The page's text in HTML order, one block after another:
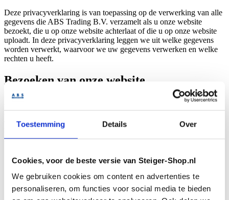
Toestemming Details Over
Cookies, voor de beste versie van Steiger-Shop.nl
We gebruiken cookies om content en advertenties te
personaliseren, om functies voor social media te bieden
Deze privacyverklaring is van toepassing op de verwerking van alle
gegevens die ABS Trading B.V. verzamelt als u onze website
bezoekt, die u op onze website achterlaat of die u op onze website
uploadt. In deze privacyverklaring leggen we uit welke gegevens
worden verwerkt, waarvoor we uw gegevens verwerken en welke
rechten u heeft.
Bezoeken van onze website
Als u onze website bezoekt dan verwerken wij, zelfstandig dan wel
gezamenlijk, onder meer uw IP-adres en gegevens over uw
activiteiten op onze website waaronder uw klikgedrag,
internetbrowser en apparaat type. De voornoemde gegevens
gebruiken we om:
te analyseren hoe bezoekers deze website gebruiken; en
de inhoud van deze website en advertenties op deze website,
sociale media of websites van derden af te stemmen op uw
interesses (profilering). We koppelen deze gegevens niet aan
uw naam, adres, e-mailadres en dergelijke, indien bij ons